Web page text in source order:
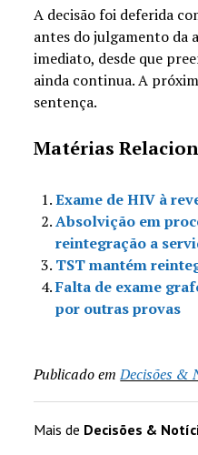
A decisão foi deferida
antes do julgamento da
imediato, desde que
ainda continua. A
sentença.
Matérias
Exame de HIV à
Absolvição em
reintegração a
TST mantém
Falta de exame
por outras provas
Publicado em Decisões &
Mais de Decisões &